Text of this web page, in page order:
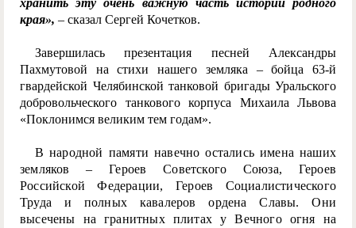
хранить эту очень важную часть истории родного
края», – сказал Сергей Кочетков.
Завершилась презентация песней Александры
Пахмутовой на стихи нашего земляка – бойца 63-й
гвардейской Челябинской танковой бригады Уральского
добровольческого танкового корпуса Михаила Львова
«Поклонимся великим тем годам».
В народной памяти навечно остались имена наших
земляков – Героев Советского Союза, Героев
Российской Федерации, Героев Социалистического
Труда и полных кавалеров ордена Славы. Они
высечены на гранитных плитах у Вечного огня на